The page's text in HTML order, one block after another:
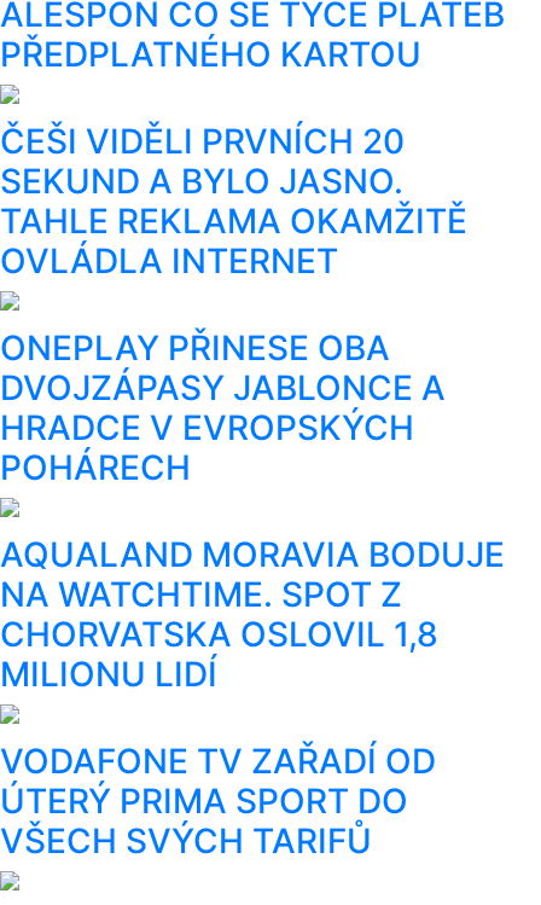
ALESPOŇ CO SE TÝČE PLATEB
PŘEDPLATNÉHO KARTOU
ČEŠI VIDĚLI PRVNÍCH 20
SEKUND A BYLO JASNO.
TAHLE REKLAMA OKAMŽITĚ
OVLÁDLA INTERNET
ONEPLAY PŘINESE OBA
DVOJZÁPASY JABLONCE A
HRADCE V EVROPSKÝCH
POHÁRECH
AQUALAND MORAVIA BODUJE
NA WATCHTIME. SPOT Z
CHORVATSKA OSLOVIL 1,8
MILIONU LIDÍ
VODAFONE TV ZAŘADÍ OD
ÚTERÝ PRIMA SPORT DO
VŠECH SVÝCH TARIFŮ